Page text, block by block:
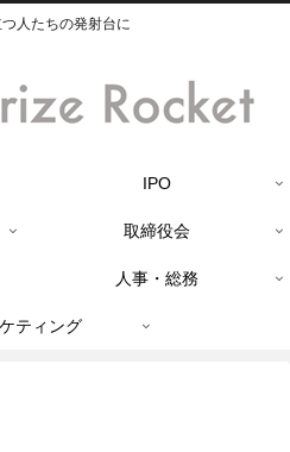
人たちの発射台に
IPO
取締役会
人事・総務
ティング